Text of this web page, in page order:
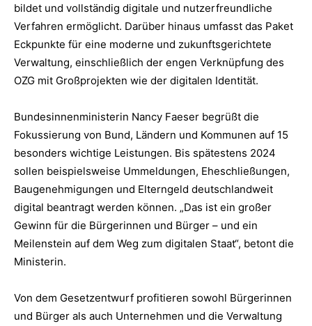
bildet und vollständig digitale und nutzerfreundliche
Verfahren ermöglicht. Darüber hinaus umfasst das Paket
Eckpunkte für eine moderne und zukunftsgerichtete
Verwaltung, einschließlich der engen Verknüpfung des
OZG mit Großprojekten wie der digitalen Identität.
Bundesinnenministerin Nancy Faeser begrüßt die
Fokussierung von Bund, Ländern und Kommunen auf 15
besonders wichtige Leistungen. Bis spätestens 2024
sollen beispielsweise Ummeldungen, Eheschließungen,
Baugenehmigungen und Elterngeld deutschlandweit
digital beantragt werden können. „Das ist ein großer
Gewinn für die Bürgerinnen und Bürger – und ein
Meilenstein auf dem Weg zum digitalen Staat“, betont die
Ministerin.
Von dem Gesetzentwurf profitieren sowohl Bürgerinnen
und Bürger als auch Unternehmen und die Verwaltung